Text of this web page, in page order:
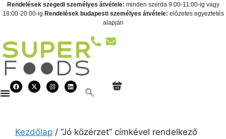
Rendelések szegedi személyes átvétele: minden szerda 9:00-11:00-ig vagy
18:00-20:00-ig Rendelések budapesti személyes átvétele: előzetes egyeztetés
alapján
Kezdőlap / “Jó közérzet” címkével rendelkező